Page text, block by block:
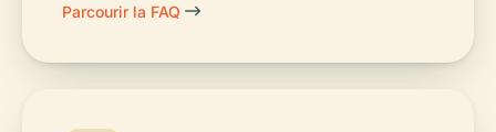
Parcourir la FAQ